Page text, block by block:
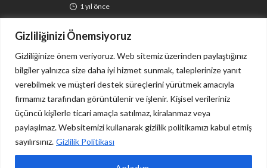
Gizliliğinizi Önemsiyoruz
Gizliliğinize önem veriyoruz. Web sitemiz üzerinden paylaştığınız
bilgiler yalnızca size daha iyi hizmet sunmak, taleplerinize yanıt
verebilmek ve müşteri destek süreçlerini yürütmek amacıyla
firmamız tarafından görüntülenir ve işlenir. Kişisel verileriniz
üçüncü kişilerle ticari amaçla satılmaz, kiralanmaz veya
paylaşılmaz. Websitemizi kullanarak gizlilik politikamızı kabul etmiş
sayılırsınız. Gizlilik Politikası
1 yıl önce
İletişim Gizlilik Politikası